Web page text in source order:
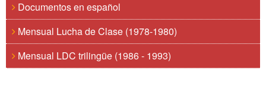
Documentos en español
Mensual Lucha de Clase (1978-1980)
Mensual LDC trilingüe (1986 - 1993)